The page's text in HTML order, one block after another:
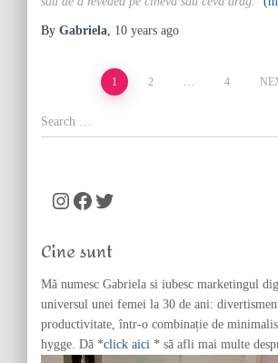
By Gabriela, 10 years ago
pagination
1 2 … 4
S
e
o
Instagram Facebook Twitter
Cine sunt
Mă numesc Gabriela si iubesc marketingul
universul unei femei la 30 de ani:
productivitate, într-o combinație de
hygge. Dă *click aici * să afli mai multe